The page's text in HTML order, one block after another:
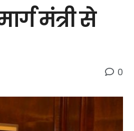
मंत्री से
0